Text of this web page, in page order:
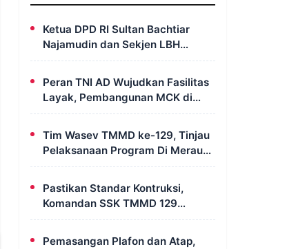
Ketua DPD RI Sultan Bachtiar
Najamudin dan Sekjen LBH
FERADI Yoshua Rivaldo Bahas
Geopolitik dan Supremasi Hukum
Peran TNI AD Wujudkan Fasilitas
Layak, Pembangunan MCK di
Dusun Serapu Rampung
Dikerjakan
Tim Wasev TMMD ke-129, Tinjau
Pelaksanaan Program Di Merauke
– Papua Selatan
Pastikan Standar Kontruksi,
Komandan SSK TMMD 129
Intensif Awasi Pembangunan
Pemasangan Plafon dan Atap,